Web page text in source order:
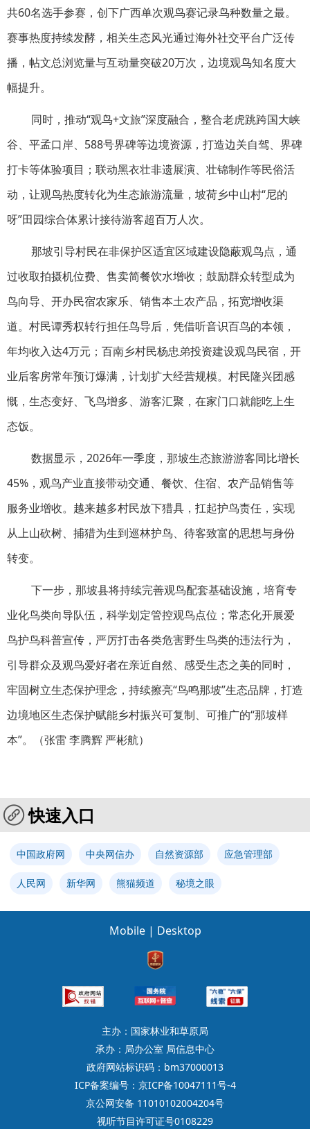
共60名选手参赛，创下广西单次观鸟赛记录鸟种数量之最。
赛事热度持续发酵，相关生态风光通过海外社交平台广泛传
播，帖文总浏览量与互动量突破20万次，边境观鸟知名度大
幅提升。
同时，推动“观鸟+文旅”深度融合，整合老虎跳跨国大峡
谷、平孟口岸、588号界碑等边境资源，打造边关自驾、界碑
打卡等体验项目；联动黑衣壮非遗展演、壮锦制作等民俗活
动，让观鸟热度转化为生态旅游流量，坡荷乡中山村“尼的
呀”田园综合体累计接待游客超百万人次。
那坡引导村民在非保护区适宜区域建设隐蔽观鸟点，通
过收取拍摄机位费、售卖简餐饮水增收；鼓励群众转型成为
鸟向导、开办民宿农家乐、销售本土农产品，拓宽增收渠
道。村民谭秀权转行担任鸟导后，凭借听音识百鸟的本领，
年均收入达4万元；百南乡村民杨忠弟投资建设观鸟民宿，开
业后客房常年预订爆满，计划扩大经营规模。村民隆兴团感
慨，生态变好、飞鸟增多、游客汇聚，在家门口就能吃上生
态饭。
数据显示，2026年一季度，那坡生态旅游游客同比增长
45%，观鸟产业直接带动交通、餐饮、住宿、农产品销售等
服务业增收。越来越多村民放下猎具，扛起护鸟责任，实现
从上山砍树、捕猎为生到巡林护鸟、待客致富的思想与身份
转变。
下一步，那坡县将持续完善观鸟配套基础设施，培育专
业化鸟类向导队伍，科学划定管控观鸟点位；常态化开展爱
鸟护鸟科普宣传，严厉打击各类危害野生鸟类的违法行为，
引导群众及观鸟爱好者在亲近自然、感受生态之美的同时，
牢固树立生态保护理念，持续擦亮“鸟鸣那坡”生态品牌，打造
边境地区生态保护赋能乡村振兴可复制、可推广的“那坡样
本”。（张雷 李腾辉 严彬航）
快速入口
中国政府网 中央网信办 自然资源部 应急管理部
人民网 新华网 熊猫频道 秘境之眼
Mobile | Desktop
主办：国家林业和草原局
承办：局办公室 局信息中心
政府网站标识码：bm37000013
ICP备案编号：京ICP备10047111号-4
京公网安备 11010102004204号
视听节目许可证号0108229